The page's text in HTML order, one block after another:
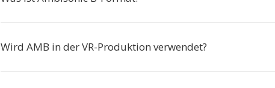
Wird AMB in der VR-Produktion verwendet?